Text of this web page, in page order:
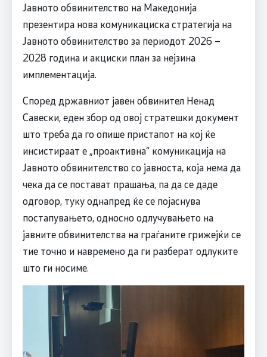
Јавното обвинителство на Македонија
презентира нова комуникациска стратегија на
Јавното обвинителство за периодот 2026 –
2028 година и акциски план за нејзина
имплементација.
Според државниот јавен обвинител Ненад
Савески, еден збор од овој стратешки документ
што треба да го опише пристапот на кој ќе
инсистираат е „проактивна“ комуникација на
Јавното обвинителство со јавноста, која нема да
чека да се постават прашања, па да се даде
одговор, туку однапред ќе се појаснува
постапувањето, односно одлучувањето на
јавните обвинителства на граѓаните грижејќи се
тие точно и навремено да ги разберат одлуките
што ги носиме.